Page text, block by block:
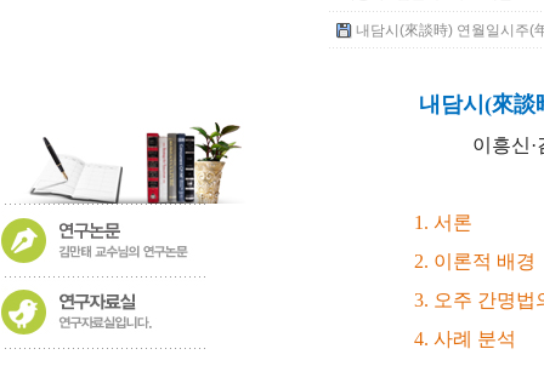
내담시(來談時) 연월일시주(
내담시(來談
이흥신
1. 서론
2. 이론적 배경
3. 오주 간명법
4. 사례 분석